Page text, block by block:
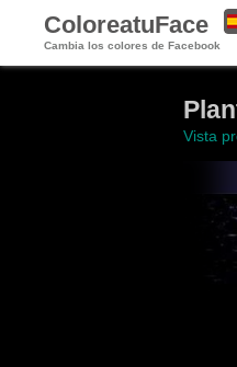
ColoreatuFace
Cambia los colores de Facebook
Vista